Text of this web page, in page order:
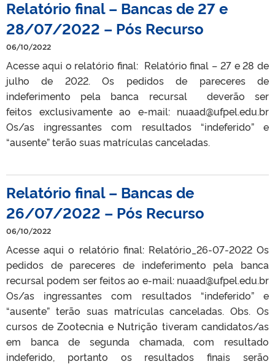
Relatório final – Bancas de 27 e
28/07/2022 – Pós Recurso
06/10/2022
Acesse aqui o relatório final: Relatório final – 27 e 28 de
julho de 2022. Os pedidos de pareceres de
indeferimento pela banca recursal deverão ser
feitos exclusivamente ao e-mail: nuaad@ufpel.edu.br
Os/as ingressantes com resultados “indeferido” e
“ausente” terão suas matrículas canceladas.
Relatório final – Bancas de
26/07/2022 – Pós Recurso
06/10/2022
Acesse aqui o relatório final: Relatório_26-07-2022 Os
pedidos de pareceres de indeferimento pela banca
recursal podem ser feitos ao e-mail: nuaad@ufpel.edu.br
Os/as ingressantes com resultados “indeferido” e
“ausente” terão suas matrículas canceladas. Obs. Os
cursos de Zootecnia e Nutrição tiveram candidatos/as
em banca de segunda chamada, com resultado
indeferido, portanto os resultados finais serão